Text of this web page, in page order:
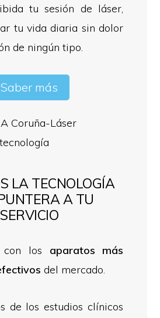
tu sesión de láser,
tu vida diaria sin dolor
de ningún tipo.
Saber más
LA TECNOLOGÍA
A TU
SERVICIO
con los aparatos más
del mercado.
de los estudios clínicos